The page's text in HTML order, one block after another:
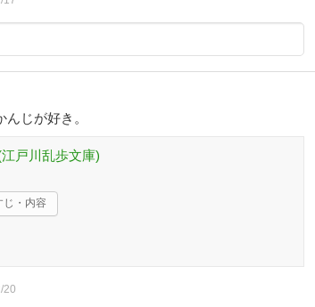
じが好き。
戸川乱歩文庫)
じ・内容
20